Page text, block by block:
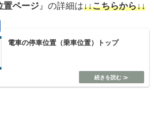
置ページ 』の詳細は↓↓こちらから↓↓
電車の停車位置（乗車位置）トップ